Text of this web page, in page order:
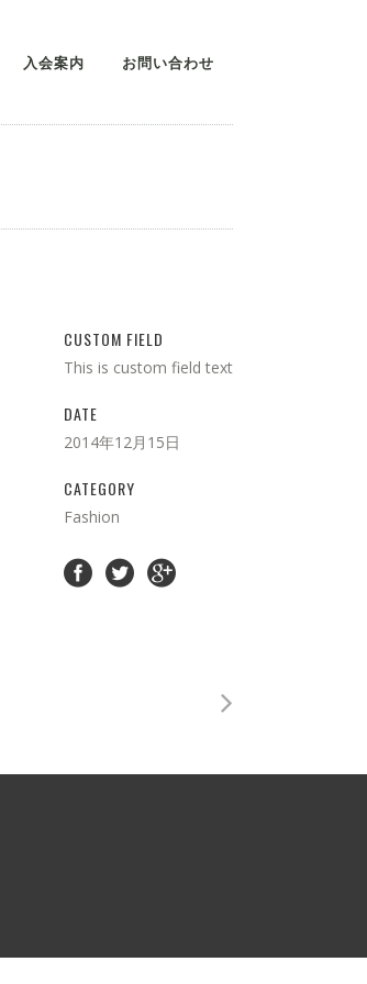
入会案内 お問い合わせ
CUSTOM FIELD
This is custom field text
DATE
2014年12月15日
CATEGORY
Fashion